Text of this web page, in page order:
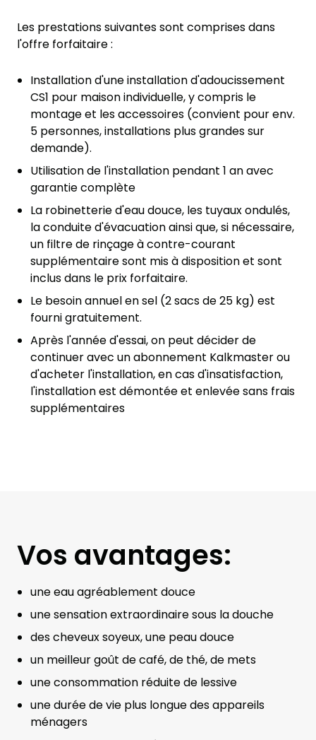
Les prestations suivantes sont comprises dans
l'offre forfaitaire :
Installation d'une installation d'adoucissement
CS1 pour maison individuelle, y compris le
montage et les accessoires (convient pour env.
5 personnes, installations plus grandes sur
demande).
Utilisation de l'installation pendant 1 an avec
garantie complète
La robinetterie d'eau douce, les tuyaux ondulés,
la conduite d'évacuation ainsi que, si nécessaire,
un filtre de rinçage à contre-courant
supplémentaire sont mis à disposition et sont
inclus dans le prix forfaitaire.
Le besoin annuel en sel (2 sacs de 25 kg) est
fourni gratuitement.
Après l'année d'essai, on peut décider de
continuer avec un abonnement Kalkmaster ou
d'acheter l'installation, en cas d'insatisfaction,
l'installation est démontée et enlevée sans frais
supplémentaires
Vos avantages:
une eau agréablement douce
une sensation extraordinaire sous la douche
des cheveux soyeux, une peau douce
un meilleur goût de café, de thé, de mets
une consommation réduite de lessive
une durée de vie plus longue des appareils
ménagers